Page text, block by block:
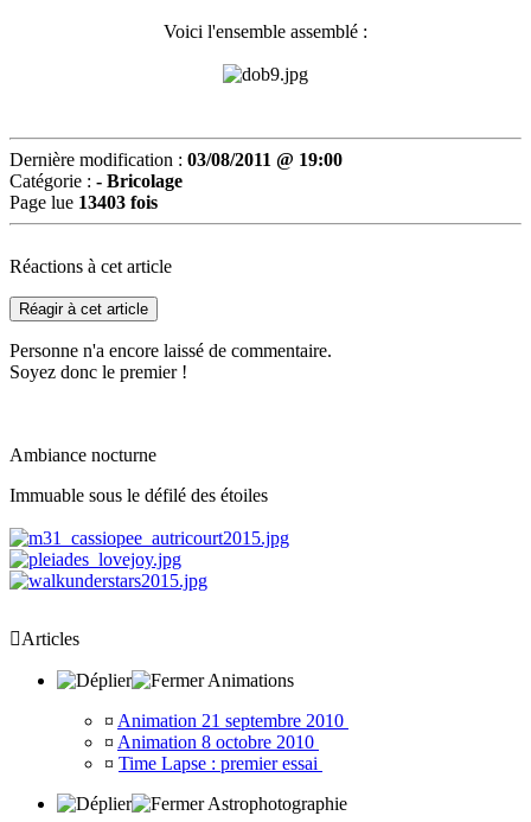
Voici l'ensemble assemblé :
Dernière modification : 03/08/2011 @ 19:00
Catégorie : - Bricolage
Page lue 13403 fois
Réactions à cet article
Réagir à cet article
Personne n'a encore laissé de commentaire.
Soyez donc le premier !
Ambiance nocturne
Immuable sous le défilé des étoiles
Articles
Animations
¤ Animation 21 septembre 2010
¤ Animation 8 octobre 2010
¤ Time Lapse : premier essai
Astrophotographie